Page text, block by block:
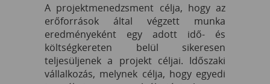
A projektmenedzsment célja, hogy az
erőforrások által végzett munka
eredményeként egy adott idő- és
költségkereten belül sikeresen
teljesüljenek a projekt céljai. Időszaki
vállalkozás, melynek célja, hogy egyedi